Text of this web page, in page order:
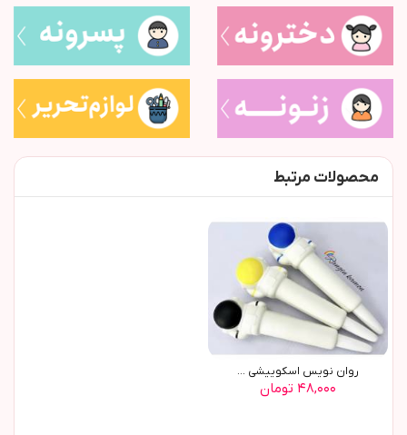
محصولات مرتبط
روان نویس اسکوییشی ...
۴۸,۰۰۰ تومان